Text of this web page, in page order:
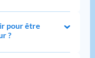
pour être
?